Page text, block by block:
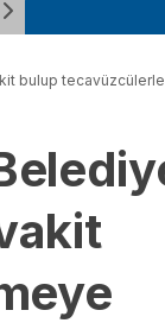
güzel günler bu
bulup tecavüzcülerle